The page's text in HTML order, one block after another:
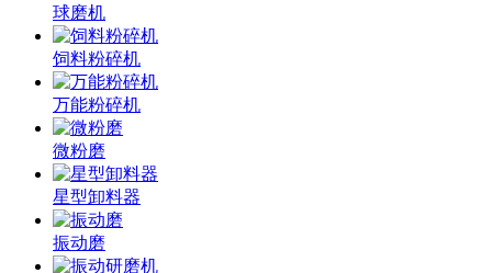
球磨机
饲料粉碎机
万能粉碎机
微粉磨
星型卸料器
振动磨